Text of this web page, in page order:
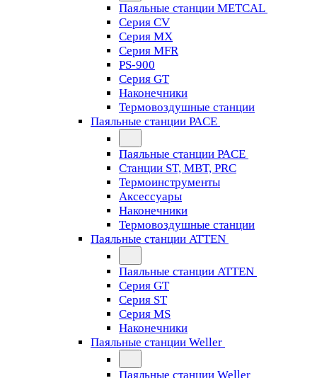
Паяльные станции METCAL
Серия CV
Серия MX
Серия MFR
PS-900
Серия GT
Наконечники
Термовоздушные станции
Паяльные станции PACE
Паяльные станции PACE
Станции ST, MBT, PRC
Термоинструменты
Аксессуары
Наконечники
Термовоздушные станции
Паяльные станции ATTEN
Паяльные станции ATTEN
Серия GT
Серия ST
Серия MS
Наконечники
Паяльные станции Weller
Паяльные станции Weller